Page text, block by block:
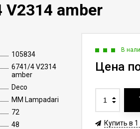
V2314 amber
105834
6741/4 V2314
amber
Deco
MM Lampadari
72
48
В
Цена
Купить в 1